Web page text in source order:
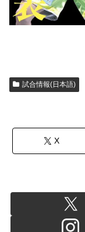
試合情報(日本語)
X